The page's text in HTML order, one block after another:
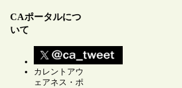
CAポータルにつ
いて
カレントアウ
ェアネス・ポ